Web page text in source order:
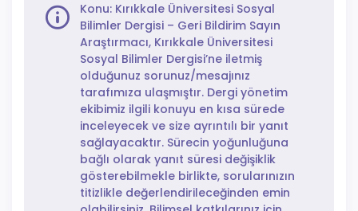
Konu: Kırıkkale Üniversitesi Sosyal
Bilimler Dergisi – Geri Bildirim Sayın
Araştırmacı, Kırıkkale Üniversitesi
Sosyal Bilimler Dergisi’ne iletmiş
olduğunuz sorunuz/mesajınız
tarafımıza ulaşmıştır. Dergi yönetim
ekibimiz ilgili konuyu en kısa sürede
inceleyecek ve size ayrıntılı bir yanıt
sağlayacaktır. Sürecin yoğunluğuna
bağlı olarak yanıt süresi değişiklik
gösterebilmekle birlikte, sorularınızın
titizlikle değerlendirileceğinden emin